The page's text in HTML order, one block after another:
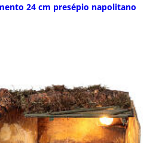
24 cm presépio napolitano